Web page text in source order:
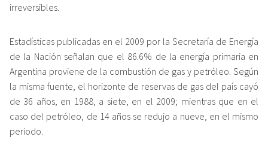
irreversibles.
Estadísticas publicadas en el 2009 por la Secretaría de Energía
de la Nación señalan que el 86.6% de la energía primaria en
Argentina proviene de la combustión de gas y petróleo. Según
la misma fuente, el horizonte de reservas de gas del país cayó
de 36 años, en 1988, a siete, en el 2009; mientras que en el
caso del petróleo, de 14 años se redujo a nueve, en el mismo
periodo.